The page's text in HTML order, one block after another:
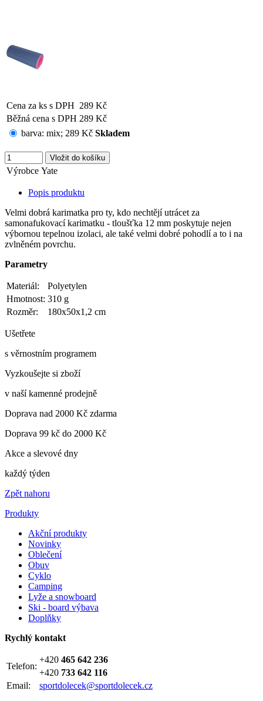
Cena za ks s DPH 289 Kč
Běžná cena s DPH 289 Kč
barva: mix; 289 Kč Skladem
Výrobce Yate
Popis produktu
Velmi dobrá karimatka pro ty, kdo nechtějí utrácet za
samonafukovací karimatku - tloušťka 12 mm poskytuje nejen
výbornou tepelnou izolaci, ale také velmi dobré pohodlí a to i na
zvlněném povrchu.
Parametry
Materiál:
Polyetylen
Hmotnost: 310 g
Rozměr:
180x50x1,2 cm
Ušetřete
s věrnostním programem
Vyzkoušejte si zboží
v naší kamenné prodejně
Doprava nad 2000 Kč zdarma
Doprava 99 kč do 2000 Kč
Akce a slevové dny
každý týden
Zpět nahoru
Produkty
Akční produkty
Novinky
Oblečení
Obuv
Cyklo
Camping
Lyže a snowboard
Ski - board výbava
Doplňky
Rychlý kontakt
Telefon:
+420 465 642 236
+420 733 642 116
Email:
sportdolecek@sportdolecek.cz